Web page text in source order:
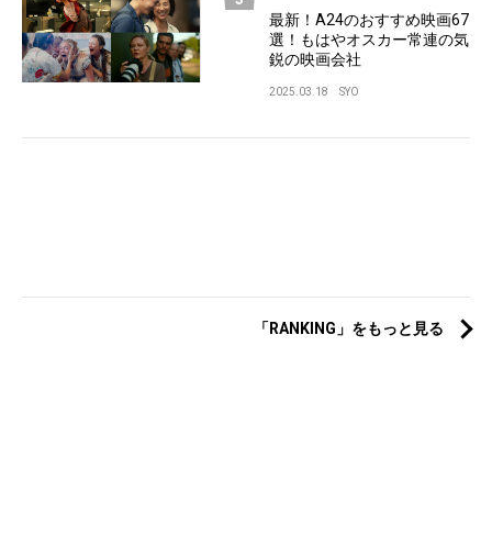
最新！A24のおすすめ映画67
選！もはやオスカー常連の気
鋭の映画会社
2025.03.18 SYO
「RANKING」をもっと見る